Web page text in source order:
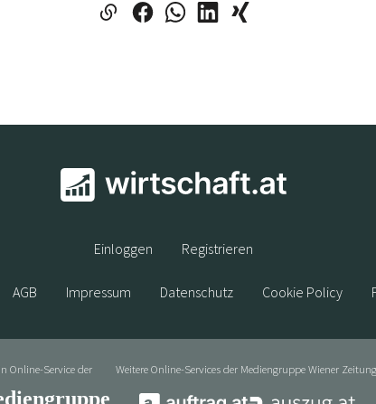
Einloggen Registrieren
AGB Impressum Datenschutz Cookie Policy
Online-Service der Weitere Online-Services der Mediengruppe Wiener